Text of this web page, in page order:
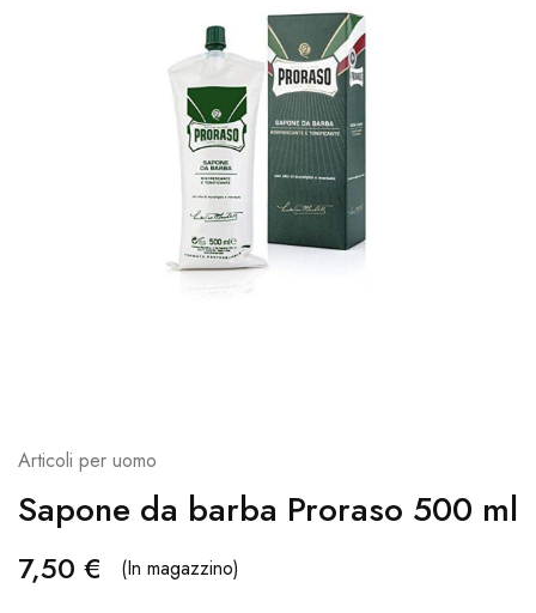
Articoli per uomo
Sapone da barba Proraso 500 ml
7,50 € (In magazzino)